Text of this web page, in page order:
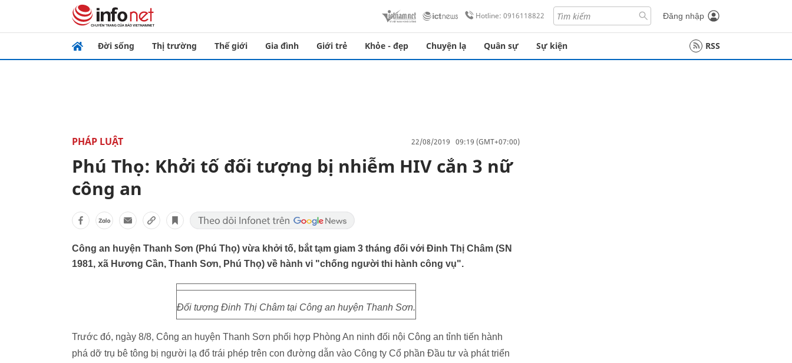
Hotline: 0916118822 Đăng nhập
Đời sống Thị trường Thế giới Gia đình Giới trẻ Khỏe - đẹp Chuyện lạ Quân sự Sự kiện RSS
PHÁP LUẬT 22/08/2019 09:19 (GMT+07:00)
Phú Thọ: Khởi tố đối tượng bị nhiễm HIV cắn 3 nữ
công an
Công an huyện Thanh Sơn (Phú Thọ) vừa khởi tố, bắt tạm giam 3 tháng đối với Đinh Thị Châm (SN
1981, xã Hương Cần, Thanh Sơn, Phú Thọ) về hành vi "chống người thi hành công vụ".
Đối tượng Đinh Thị Châm tại Công an huyện Thanh Sơn.
Trước đó, ngày 8/8, Công an huyện Thanh Sơn phối hợp Phòng An ninh đối nội Công an tỉnh tiến hành
phá dỡ trụ bê tông bị người lạ đổ trái phép trên con đường dẫn vào Công ty Cổ phần Đầu tư và phát triển